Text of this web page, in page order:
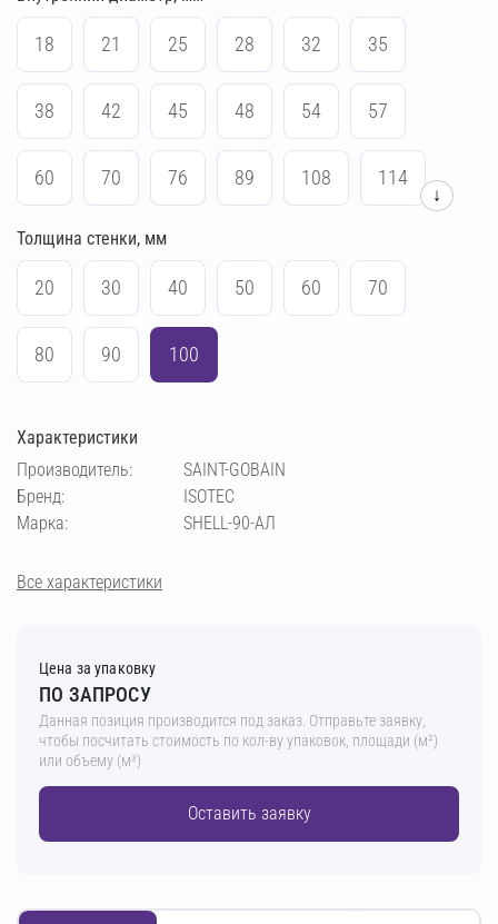
18 21 25 28 32 35
38 42 45 48 54 57
60 70 76 89 108 114
133 159
375 426 508 530 630
820 1020 64
↓
Толщина стенки, мм
20 30 40 50 60 70
80 90 100
Характеристики
Производитель:
SAINT-GOBAIN
Бренд:
ISOTEC
Марка:
SHELL-90-АЛ
Все характеристики
Цена за упаковку
ПО ЗАПРОСУ
Данная позиция производится под заказ. Отправьте заявку,
чтобы посчитать стоимость по кол-ву упаковок, площади (м²)
или объему (м³)
Оставить заявку